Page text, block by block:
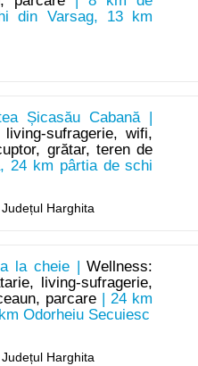
din Varsag, 13 km
Șicasău Cabană |
sufragerie, wifi,
grătar, teren de
24 km pârtia de schi
Harghita
la cheie |Wellness:
living-sufragerie,
parcare | 24 km
Odorheiu Secuiesc
Harghita